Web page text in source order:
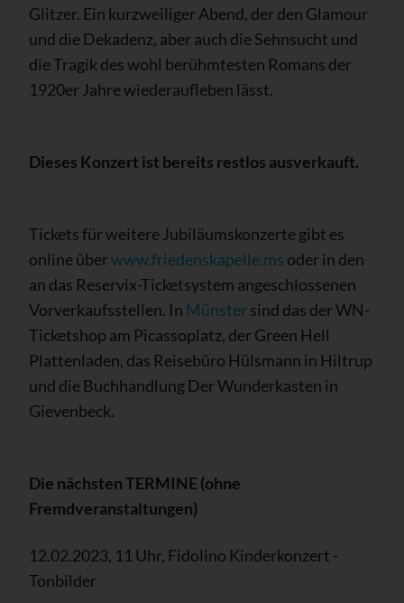
Glitzer. Ein kurzweiliger Abend, der den Glamour
und die Dekadenz, aber auch die Sehnsucht und
die Tragik des wohl berühmtesten Romans der
1920er Jahre wiederaufleben lässt.
Dieses Konzert ist bereits restlos ausverkauft.
Tickets für weitere Jubiläumskonzerte gibt es
online überwww.friedenskapelle.ms oder in den
an das Reservix-Ticketsystem angeschlossenen
Vorverkaufsstellen. In Münstersind das der WN-
Ticketshop am Picassoplatz, der Green Hell
Plattenladen, das Reisebüro Hülsmann in Hiltrup
und die Buchhandlung Der Wunderkasten in
Gievenbeck.
Die nächsten TERMINE (ohne
Fremdveranstaltungen)
12.02.2023, 11 Uhr, Fidolino Kinderkonzert -
Tonbilder